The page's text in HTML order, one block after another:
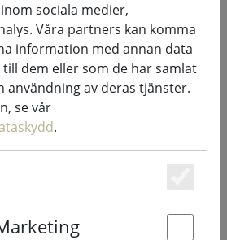
Confetti med
x 40cm
sociala medier,
Våra partners kan komma
information med annan data
dem eller som de har samlat
användning av deras tjänster.
se vår
.